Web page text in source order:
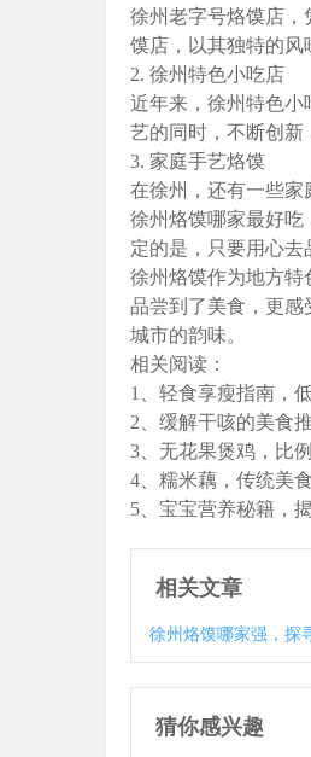
徐州老字号烙馍店，
馍店，以其独特的风
2. 徐州特色小吃店
近年来，徐州特色小
艺的同时，不断创新
3. 家庭手艺烙馍
在徐州，还有一些家
徐州烙馍哪家最好吃
定的是，只要用心去
徐州烙馍作为地方特
品尝到了美食，更感
城市的韵味。
相关阅读：
1、轻食享瘦指南，
2、缓解干咳的美食
3、无花果煲鸡，比
4、糯米藕，传统美
5、宝宝营养秘籍，
相关文章
徐州烙馍哪家强，探
猜你感兴趣